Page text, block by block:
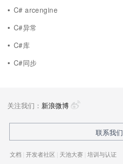
C# arcengine
C#异常
C#库
C#同步
关注我们： 新浪微博
联系我们
文档 | 开发者社区 | 天池大赛 | 培训与认证